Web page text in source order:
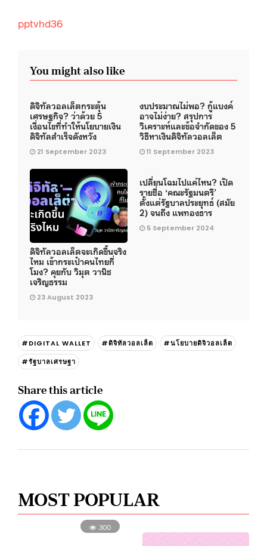
pptvhd36
You might also like
ดิจิทัลวอลเล็ตกระตุ้น
เศรษฐกิจ? ว่าด้วย 5
เงื่อนไขที่ทำให้นโยบายเงิน
ดิจิทัลสำเร็จดังหวัง
21 September 2023
งบประมาณไม่พอ? กู้แบงค์
อาจไม่ง่าย? สรุปการ
วิเคราะห์และข้อจำกัดของ 5
วิธีหาเงินดิจิทัลวอลเล็ต
11 September 2023
ดิจิทัลวอลเล็ตจะเกิดขึ้นจริง
ไหม เข้ากระเป๋าคนไทยกี่
โมง? คุยกับ วิมุต วานิช
เจริญธรรม
23 August 2023
เปลี่ยนโฉมไปแค่ไหน? เปิด
รายชื่อ ‘คณะรัฐมนตรี’
ตั้งแต่รัฐบาลประยุทธ์ (สมัย
2) จนถึง แพทองธาร
5 September 2024
#DIGITAL WALLET #ดิจิทัลวอลเล็ต
#นโยบายดิจิวอลเล็ต
#รัฐบาลเศรษฐา
Share this article
MOST POPULAR
300